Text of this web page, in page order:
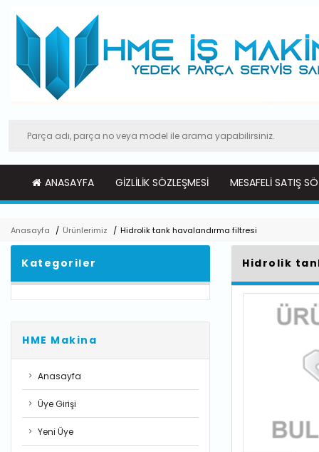
ANASAYFA GIZLILIK SÖZLEŞMESI MESAFELI SATIŞ
Anasayfa / Ürünlerimiz / Hidrolik tank havalandırma filtresi
Kategoriler
HME Makina
Anasayfa
Üye Girişi
Yeni Üye
Hidrolik